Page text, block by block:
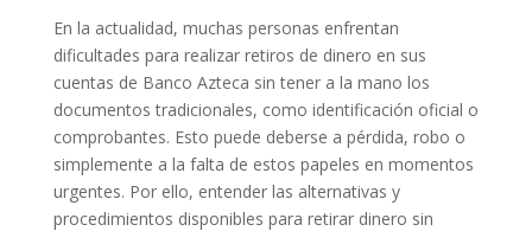
En la actualidad, muchas personas enfrentan
dificultades para realizar retiros de dinero en sus
cuentas de Banco Azteca sin tener a la mano los
documentos tradicionales, como identificación oficial o
comprobantes. Esto puede deberse a pérdida, robo o
simplemente a la falta de estos papeles en momentos
urgentes. Por ello, entender las alternativas y
procedimientos disponibles para retirar dinero sin